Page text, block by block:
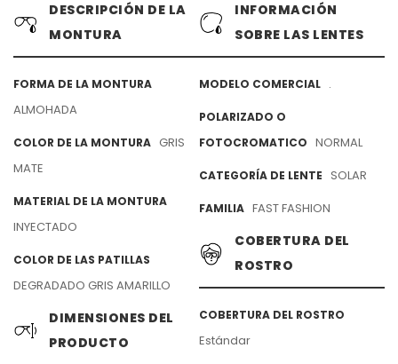
DESCRIPCIÓN DE LA
MONTURA
FORMA DE LA MONTURA
ALMOHADA
COLOR DE LA MONTURA GRIS
MATE
MATERIAL DE LA MONTURA
INYECTADO
COLOR DE LAS PATILLAS
DEGRADADO GRIS AMARILLO
DIMENSIONES DEL
PRODUCTO
INFORMACIÓN
SOBRE LAS LENTES
MODELO COMERCIAL .
POLARIZADO O
FOTOCROMATICO NORMAL
CATEGORÍA DE LENTE SOLAR
FAMILIA FAST FASHION
COBERTURA DEL
ROSTRO
COBERTURA DEL ROSTRO
Estándar